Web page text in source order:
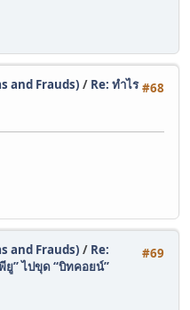
#68
and Frauds) / Re: ทำไร
#69
and Frauds) / Re:
ยู” ไปขุด “บิทคอยน์”